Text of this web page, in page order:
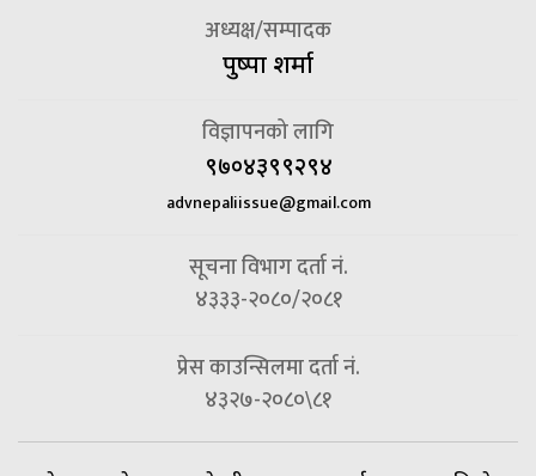
अध्यक्ष/सम्पादक
पुष्पा शर्मा
विज्ञापनको लागि
९७०४३९९२९४
advnepaliissue@gmail.com
सूचना विभाग दर्ता नं.
४३३३-२०८०/२०८१
प्रेस काउन्सिलमा दर्ता नं.
४३२७-२०८०\८१